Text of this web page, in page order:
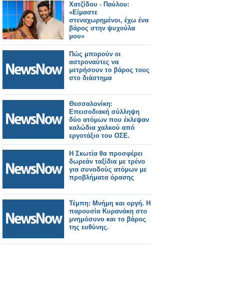
Χατζίδου - Παύλου:
«Είμαστε
στεναχωρημένοι, έχω ένα
βάρος στην ψυχούλα
μου»
Πώς μπορούν οι
αστροναύτες να
μετρήσουν το βάρος τους
στο διάστημα
Θεσσαλονίκη:
Επεισοδιακή σύλληψη
δύο ατόμων που έκλεψαν
καλώδια χαλκού από
εργοτάξιο του ΟΣΕ.
Η Σκωτία θα προσφέρει
δωρεάν ταξίδια με τρένο
για συνοδούς ατόμων με
προβλήματα όρασης
Τέμπη: Μνήμη και oργή. Η
παρουσία Κυρανάκη στο
μνημόσυνο και το βάρος
της ευθύνης.